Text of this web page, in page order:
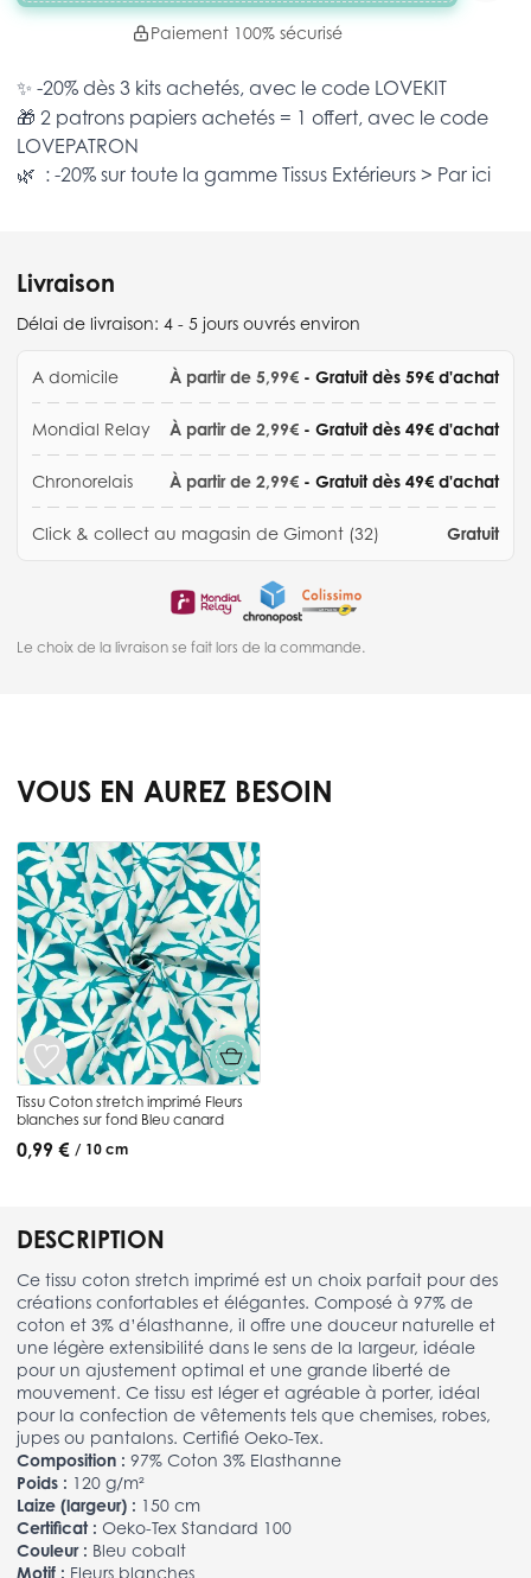
Paiement 100% sécurisé
✨ -20% dès 3 kits achetés, avec le code LOVEKIT
🎁 2 patrons papiers achetés = 1 offert, avec le code
LOVEPATRON
🌿 : -20% sur toute la gamme Tissus Extérieurs > Par ici
Livraison
Délai de livraison: 4 - 5 jours ouvrés environ
A domicile À partir de 5,99€ - Gratuit dès 59€ d'achat
Mondial Relay À partir de 2,99€ - Gratuit dès 49€ d'achat
Chronorelais À partir de 2,99€ - Gratuit dès 49€ d'achat
Click & collect au magasin de Gimont (32) Gratuit
Le choix de la livraison se fait lors de la commande.
DESCRIPTION
Ce tissu coton stretch imprimé est un choix parfait pour des
créations confortables et élégantes. Composé à 97% de
coton et 3% d’élasthanne, il offre une douceur naturelle et
une légère extensibilité dans le sens de la largeur, idéale
pour un ajustement optimal et une grande liberté de
mouvement. Ce tissu est léger et agréable à porter, idéal
pour la confection de vêtements tels que chemises, robes,
jupes ou pantalons. Certifié Oeko-Tex.
Composition : 97% Coton 3% Elasthanne
Poids : 120 g/m²
Laize (largeur) : 150 cm
Certificat : Oeko-Tex Standard 100
Couleur : Bleu cobalt
Motif : Fleurs blanches
VOUS EN AUREZ BESOIN
Press to skip carousel
Tissu Coton stretch imprimé Fleurs
blanches sur fond Bleu canard
0,99 € / 10 cm